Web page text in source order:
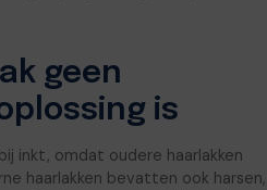
geen
is
inkt, omdat oudere haarlakken
haarlakken bevatten ook harsen,